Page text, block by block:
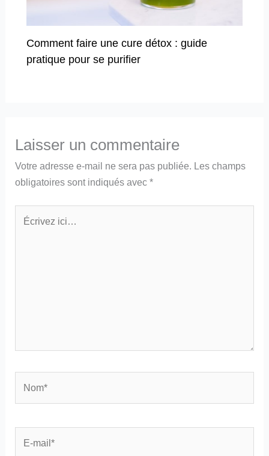
Comment faire une cure détox : guide
pratique pour se purifier
Laisser un commentaire
Votre adresse e-mail ne sera pas publiée. Les champs
obligatoires sont indiqués avec*